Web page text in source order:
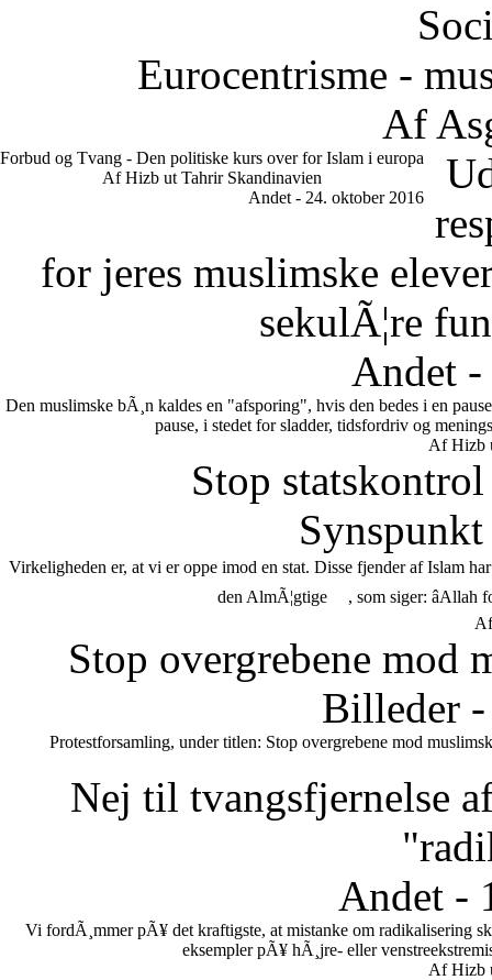
Eurocentrisme -
Af
Forbud og Tvang - Den politiske kurs over for Islam i europa
Af Hizb ut Tahrir Skandinavien
Andet - 24. oktober 2016
for jeres muslimske
sekulÃ¦re
Andet
Den muslimske bÃ¸n kaldes en "afsporing", hvis den bedes i en
pause, i stedet for sladder, tidsfordriv og
Af Hizb
Stop
Virkeligheden er, at vi er oppe imod en stat. Disse fjender af Islam
den AlmÃ¦gtige
, som siger:
Stop overgrebene mod
Billeder -
Protestforsamling, under titlen: Stop overgrebene mod
Nej til tvangsfjernelse
Andet -
Vi fordÃ¸mmer pÃ¥ det kraftigste, at mistanke om radikalisering
eksempler pÃ¥ hÃ¸jre- eller
Af Hizb